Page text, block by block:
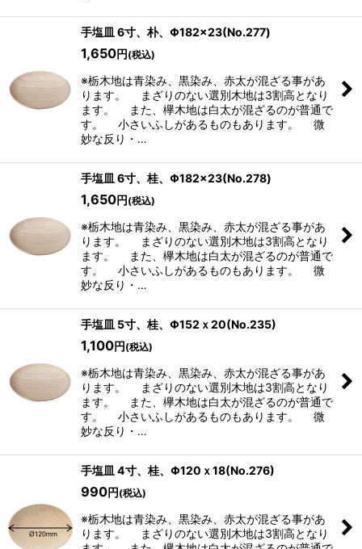
手塩皿 6寸、朴、Φ182×23(No.277)
1,650円 (税込)
※栃木地は青染み、黒染み、赤太が混ざる事があ
ります。 まざりのない選別木地は3割高となり
ます。 また、欅木地は白太が混ざるのが普通で
す。 小さいふしがあるものもあります。 微
妙な反り・…
手塩皿 6寸、桂、Φ182×23(No.278)
1,650円 (税込)
※栃木地は青染み、黒染み、赤太が混ざる事があ
ります。 まざりのない選別木地は3割高となり
ます。 また、欅木地は白太が混ざるのが普通で
す。 小さいふしがあるものもあります。 微
妙な反り・…
手塩皿 5寸、桂、Φ152ｘ20(No.235)
1,100円 (税込)
※栃木地は青染み、黒染み、赤太が混ざる事があ
ります。 まざりのない選別木地は3割高となり
ます。 また、欅木地は白太が混ざるのが普通で
す。 小さいふしがあるものもあります。 微
妙な反り・…
手塩皿 4寸、桂、Φ120ｘ18(No.276)
990円 (税込)
※栃木地は青染み、黒染み、赤太が混ざる事があ
ります。 まざりのない選別木地は3割高となり